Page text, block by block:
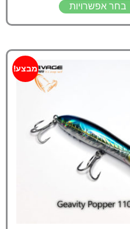
בחר אפשרויות
מבצע!